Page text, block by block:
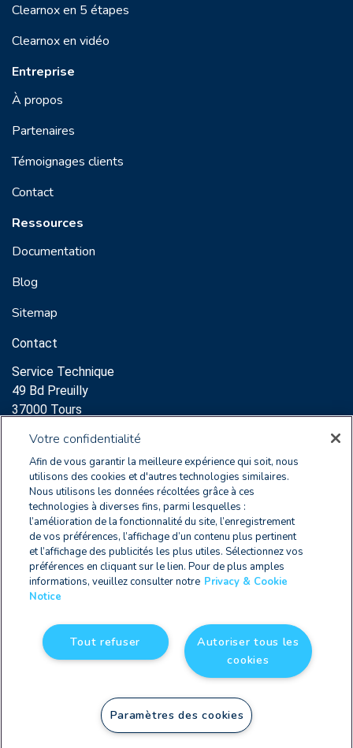
Clearnox en 5 étapes
Clearnox en vidéo
Entreprise
À propos
Partenaires
Témoignages clients
Contact
Ressources
Documentation
Blog
Sitemap
Contact
Service Technique
49 Bd Preuilly
37000 Tours
clearnoxsupport@wolterskluwer.com
+33 2 47 60 65 96
Service Commercial
64 Rue des Archives
75003 Paris
+33 2 47 60 65 96
FR 2579 9178 8010 0012
Privacy & Cookie Notice|CGU| © Copyright 2026
une solution de
Votre confidentialité
Afin de vous garantir la meilleure expérience qui soit, nous
utilisons des cookies et d'autres technologies similaires.
Nous utilisons les données récoltées grâce à ces
technologies à diverses fins, parmi lesquelles :
l’amélioration de la fonctionnalité du site, l’enregistrement
de vos préférences, l’affichage d’un contenu plus pertinent
et l’affichage des publicités les plus utiles. Sélectionnez vos
préférences en cliquant sur le lien. Pour de plus amples
informations, veuillez consulter notre Privacy & Cookie
Notice
Autoriser tous les
cookies
Tout refuser
Paramètres des cookies